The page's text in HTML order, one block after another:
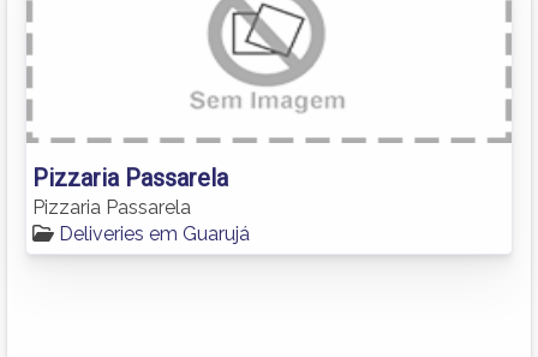
Pizzaria Passarela
Pizzaria Passarela
Deliveries em Guarujá